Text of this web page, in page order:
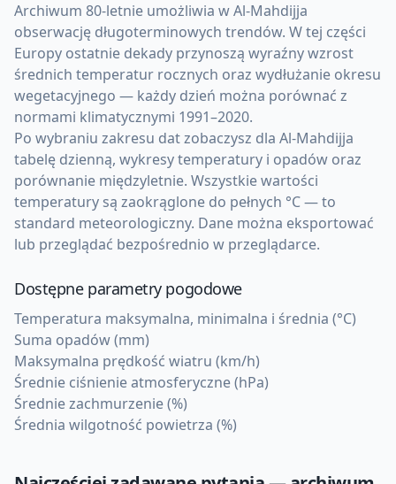
Archiwum 80-letnie umożliwia w Al-Mahdijja
obserwację długoterminowych trendów. W tej części
Europy ostatnie dekady przynoszą wyraźny wzrost
średnich temperatur rocznych oraz wydłużanie okresu
wegetacyjnego — każdy dzień można porównać z
normami klimatycznymi 1991–2020.
Po wybraniu zakresu dat zobaczysz dla Al-Mahdijja
tabelę dzienną, wykresy temperatury i opadów oraz
porównanie międzyletnie. Wszystkie wartości
temperatury są zaokrąglone do pełnych °C — to
standard meteorologiczny. Dane można eksportować
lub przeglądać bezpośrednio w przeglądarce.
Dostępne parametry pogodowe
Temperatura maksymalna, minimalna i średnia (°C)
Suma opadów (mm)
Maksymalna prędkość wiatru (km/h)
Średnie ciśnienie atmosferyczne (hPa)
Średnie zachmurzenie (%)
Średnia wilgotność powietrza (%)